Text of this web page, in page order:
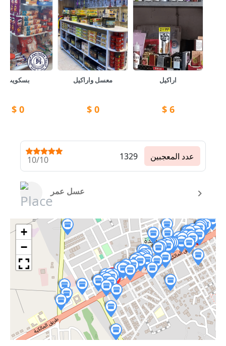
اراكيل
6
$
معسل واراكيل
0
$
بسكويت
0
$
10/10 1329 عدد المعجبين
عسل عمر
+
−